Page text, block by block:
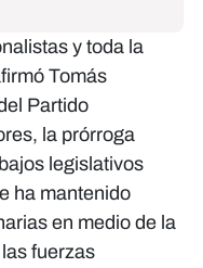
y toda la
Tomás
Partido
la prórroga
legislativos
ha mantenido
en medio de la
fuerzas